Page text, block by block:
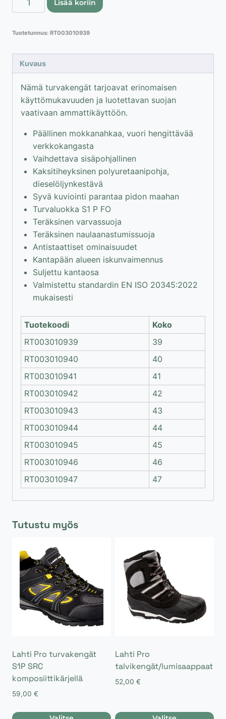
Pro
nilkkurit
määrä
Lisää koriin
Tuotetunnus: RT003010939
Kuvaus
Nämä turvakengät tarjoavat erinomaisen
käyttömukavuuden ja luotettavan suojan
vaativaan ammattikäyttöön.
Päällinen mokkanahkaa, vuori hengittävää
verkkokangasta
Vaihdettava sisäpohjallinen
Kaksitiheyksinen polyuretaanipohja,
dieselöljynkestävä
Syvä kuviointi parantaa pidon maahan
Turvaluokka S1 P FO
Teräksinen varvassuoja
Teräksinen naulaanastumissuoja
Antistaattiset ominaisuudet
Kantapään alueen iskunvaimennus
Suljettu kantaosa
Valmistettu standardin EN ISO 20345:2022
mukaisesti
Tuotekoodi
Koko
RT003010939
39
RT003010940
40
RT003010941
41
RT003010942
42
RT003010943
43
RT003010944
44
RT003010945
45
RT003010946
46
RT003010947
47
Tutustu myös
Lahti Pro turvakengät
S1P SRC
komposiittikärjellä
59,00 €
Lahti Pro
talvikengät/lumisaappaat
52,00 €